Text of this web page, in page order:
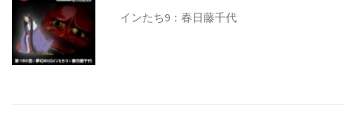
インたち9：春日藤千代